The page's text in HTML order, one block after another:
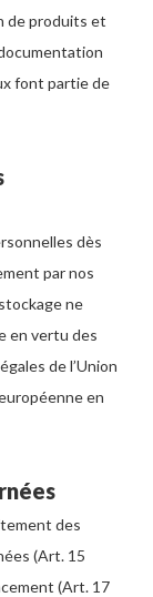
de produits et
font partie de
dès
par nos
ne
en vertu des
de l’Union
en
des
(Art. 15
(Art. 17